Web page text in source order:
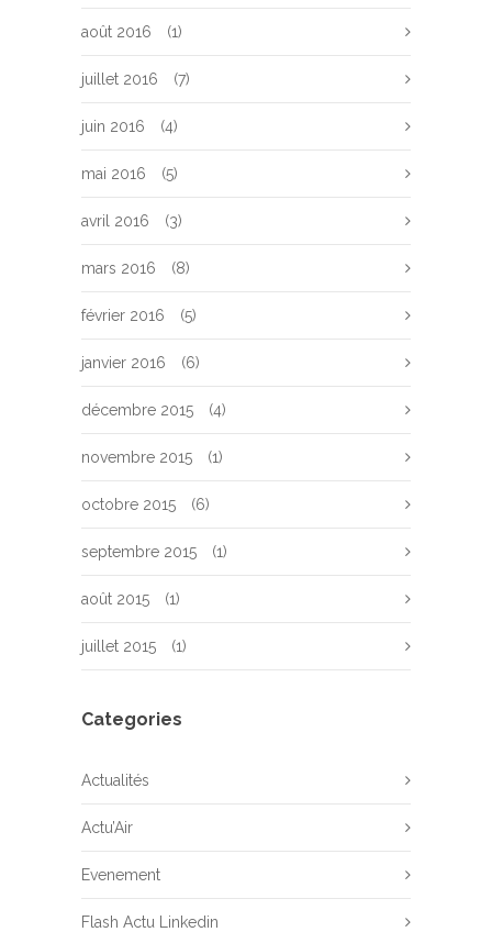
août 2016 (1)
juillet 2016 (7)
juin 2016 (4)
mai 2016 (5)
avril 2016 (3)
mars 2016 (8)
février 2016 (5)
janvier 2016 (6)
décembre 2015 (4)
novembre 2015 (1)
octobre 2015 (6)
septembre 2015 (1)
août 2015 (1)
juillet 2015 (1)
Categories
Actualités
Actu’Air
Evenement
Flash Actu Linkedin